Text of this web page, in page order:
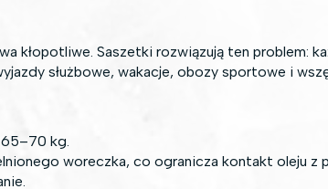
Saszetki rozwiązują ten problem:
służbowe, wakacje, obozy sportowe i
65–70 kg.
woreczka, co ogranicza kontakt oleju z